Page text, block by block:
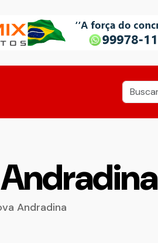
Andradina